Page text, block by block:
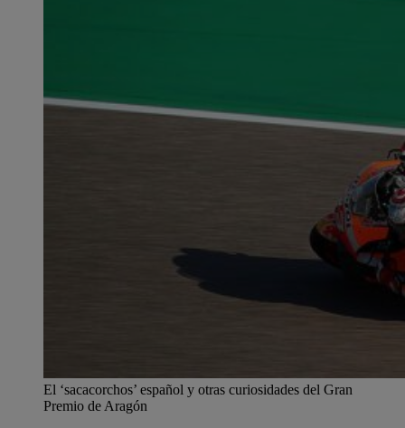
El ‘sacacorchos’ español y otras curiosidades del Gran
Premio de Aragón